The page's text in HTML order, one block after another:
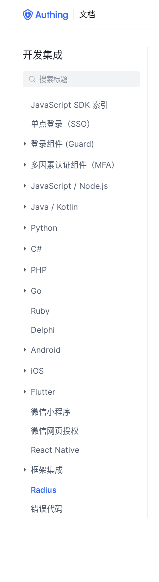
文档
开发集成
JavaScript SDK 索引
单点登录（SSO）
登录组件 (Guard)
多因素认证组件（MFA）
JavaScript / Node.js
Java / Kotlin
Python
C#
PHP
Go
Ruby
Delphi
Android
iOS
Flutter
微信小程序
微信网页授权
React Native
框架集成
Radius
错误代码